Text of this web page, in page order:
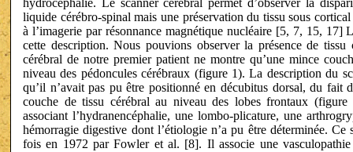
liquide cérébro-spinal mais une préservation du tissu sous
à l’imagerie par résonnance magnétique nucléaire [5, 7, 15, 17]
cette description. Nous pouvions observer la présence de
cérébral de notre premier patient ne montre qu’une mince
niveau des pédoncules cérébraux (figure 1). La description du
qu’il n’avait pas pu être positionné en décubitus dorsal, du
couche de tissu cérébral au niveau des lobes frontaux
associant l’hydranencéphalie, une lombo-plicature, une
hémorragie digestive dont l’étiologie n’a pu être déterminée.
fois en 1972 par Fowler et al. [8]. Il associe une